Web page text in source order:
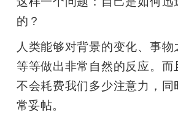
开
课
的？
人类能够对背景的变化、事
等等做出非常自然的反应。
不会耗费我们多少注意力，
常妥帖。